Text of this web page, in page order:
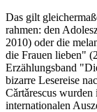
Das gilt
rahmen: den
2010) oder die
die Frauen lieben"
Erzählungsband
bizarre Lesereise
Cǎrtǎrescus
internationalen